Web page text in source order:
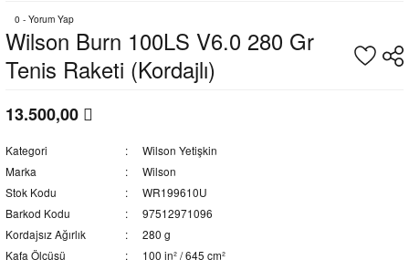
0 - Yorum Yap
Wilson Burn 100LS V6.0 280 Gr
Tenis Raketi (Kordajlı)
13.500,00
Kategori
Wilson Yetişkin
Marka
Wilson
Stok Kodu
WR199610U
Barkod Kodu
97512971096
Kordajsız Ağırlık
280 g
Kafa Ölçüsü
100 in² / 645 cm²